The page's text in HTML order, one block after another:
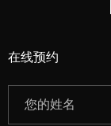
在线预约